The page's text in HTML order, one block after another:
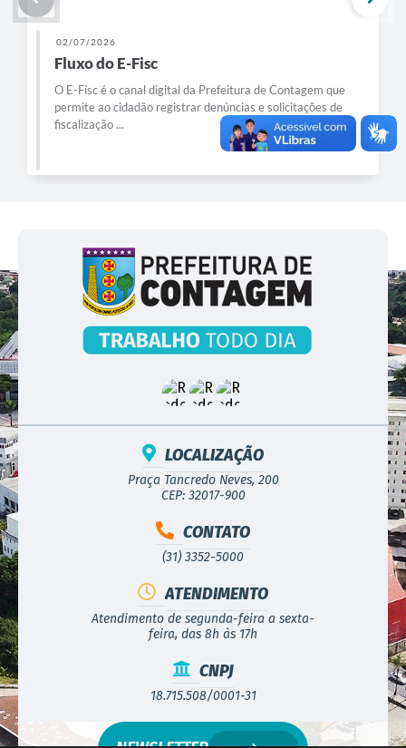
02/07/2026
Fluxo do E-Fisc
O E-Fisc é o canal digital da Prefeitura de Contagem que
permite ao cidadão registrar denúncias e solicitações de
fiscalização ...
LOCALIZAÇÃO
Praça Tancredo Neves, 200
CEP: 32017-900
CONTATO
(31) 3352-5000
ATENDIMENTO
Atendimento de segunda-feira a sexta-
feira, das 8h às 17h
CNPJ
18.715.508/0001-31